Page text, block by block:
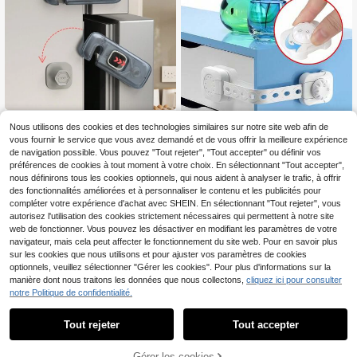
our enfant, verrou de porte de réfrig
érateur à porte unique, protecteur b
ébé, serrure de congélateur, serrure
d'armoire, décoration de douche de
bébé, cadeaux pour la famille
5 .30 Estimé
3% DE RÉDUCTION
12/10/8/5/1 pièce Verrou de tiroir m
ultifonction pour bébé, anti-ouvertu
bé, verrou anti-ouverture pour porte
de placard enfant
4% DE RÉDUCTION
6 pièces Serrures de placard pour b
ébé, serrures de placard et de réfrig
érateur multifonctionnelles pour enf
ants, protecteur de pour tiroirs et po
rtes, serrures de porte en plastique,
cadeaux de décoration familiale po
CA$10.46 -4%
0
Nous utilisons des cookies et des technologies similaires sur notre site web afin de
vous fournir le service que vous avez demandé et de vous offrir la meilleure expérience
de navigation possible. Vous pouvez "Tout rejeter", "Tout accepter" ou définir vos
préférences de cookies à tout moment à votre choix. En sélectionnant "Tout accepter",
nous définirons tous les cookies optionnels, qui nous aident à analyser le trafic, à offrir
des fonctionnalités améliorées et à personnaliser le contenu et les publicités pour
compléter votre expérience d'achat avec SHEIN. En sélectionnant "Tout rejeter", vous
autorisez l'utilisation des cookies strictement nécessaires qui permettent à notre site
web de fonctionner. Vous pouvez les désactiver en modifiant les paramètres de votre
navigateur, mais cela peut affecter le fonctionnement du site web. Pour en savoir plus
sur les cookies que nous utilisons et pour ajuster vos paramètres de cookies
optionnels, veuillez sélectionner "Gérer les cookies". Pour plus d'informations sur la
manière dont nous traitons les données que nous collectons, cliquez ici pour consulter
notre Politique de confidentialité.
Tout rejeter Tout accepter